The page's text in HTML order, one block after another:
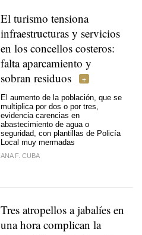
El turismo tensiona
infraestructuras y servicios
en los concellos costeros:
falta aparcamiento y
sobran residuos
El aumento de la población, que se
multiplica por dos o por tres,
evidencia carencias en
abastecimiento de agua o
seguridad, con plantillas de Policía
Local muy mermadas
ANA F. CUBA
Tres atropellos a jabalíes en
una hora complican la